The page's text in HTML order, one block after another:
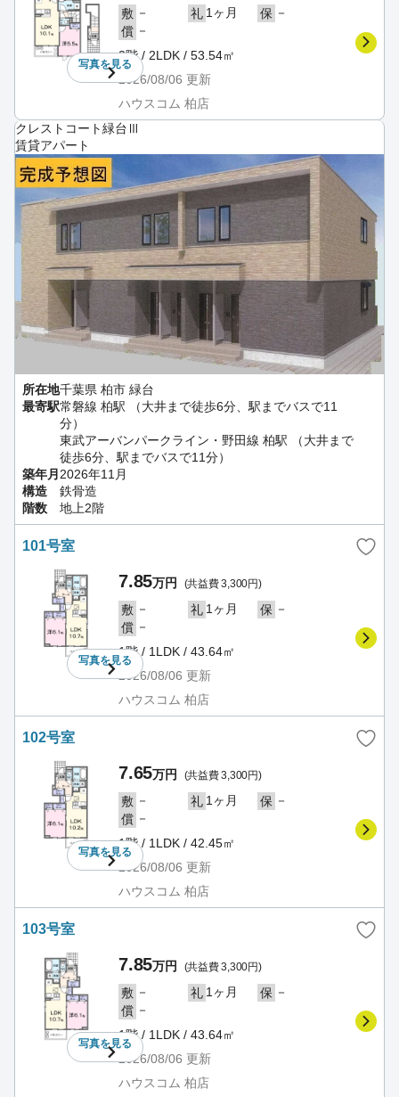
写真を見る
敷 － 礼 1ヶ月 保 －
償 －
2階 / 2LDK / 53.54㎡
2026/08/06 更新
ハウスコム 柏店
クレストコート緑台Ⅲ
賃貸アパート
所在地千葉県 柏市 緑台
最寄駅常磐線 柏駅 （大井まで徒歩6分、駅までバスで11
分）
東武アーバンパークライン・野田線 柏駅 （大井まで
徒歩6分、駅までバスで11分）
築年月2026年11月
構造
鉄骨造
階数
地上2階
101号室
写真を見る
7.85万円 (共益費 3,300円)
敷 － 礼 1ヶ月 保 －
償 －
1階 / 1LDK / 43.64㎡
2026/08/06 更新
ハウスコム 柏店
102号室
写真を見る
7.65万円 (共益費 3,300円)
敷 － 礼 1ヶ月 保 －
償 －
1階 / 1LDK / 42.45㎡
2026/08/06 更新
ハウスコム 柏店
103号室
写真を見る
7.85万円 (共益費 3,300円)
敷 － 礼 1ヶ月 保 －
償 －
1階 / 1LDK / 43.64㎡
2026/08/06 更新
ハウスコム 柏店